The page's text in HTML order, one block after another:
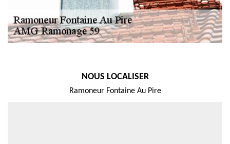
NOUS LOCALISER
Ramoneur Fontaine Au Pire